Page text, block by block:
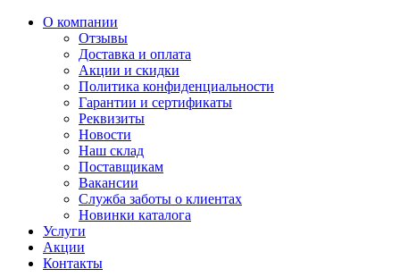
О компании
Отзывы
Доставка и оплата
Акции и скидки
Политика конфиденциальности
Гарантии и сертификаты
Реквизиты
Новости
Наш склад
Поставщикам
Вакансии
Служба заботы о клиентах
Новинки каталога
Услуги
Акции
Контакты